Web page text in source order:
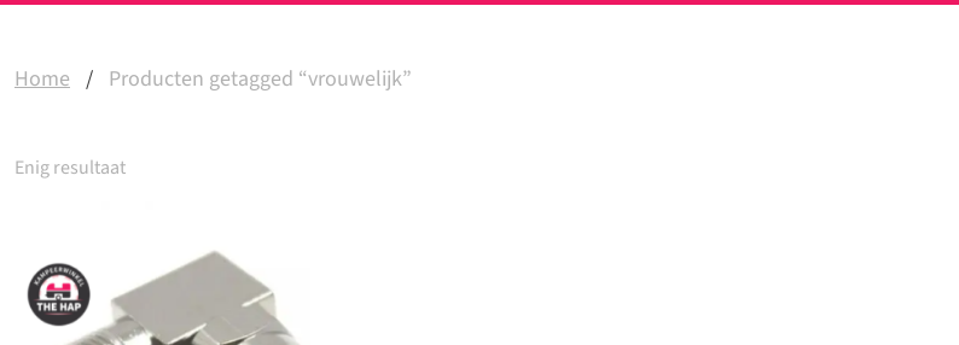
Home / Producten getagged “vrouwelijk”
Enig resultaat